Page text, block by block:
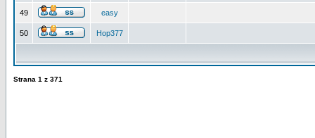
49 easy
50 Hop377
Strana 1 z 371